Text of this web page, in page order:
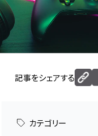
記事をシェアする
カテゴリー